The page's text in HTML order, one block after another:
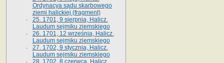
Ordynacya sądu skarbowego
ziemi halickiej (fragment)
25. 1701, 9 sierpnia, Halicz.
Laudum sejmiku ziemskiego
26. 1701, 12 września, Halicz.
Laudum sejmiku ziemskiego
27. 1702, 9 stycznia, Halicz.
Laudum sejmiku ziemskiego
28. 1702, 8 czerwca, Halicz.